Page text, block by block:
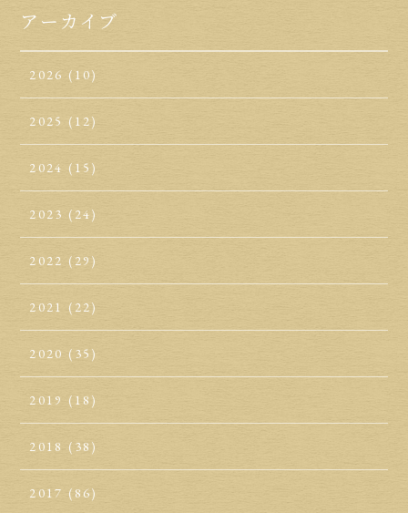
アーカイブ
2026 (10)
2025 (12)
2024 (15)
2023 (24)
2022 (29)
2021 (22)
2020 (35)
2019 (18)
2018 (38)
2017 (86)